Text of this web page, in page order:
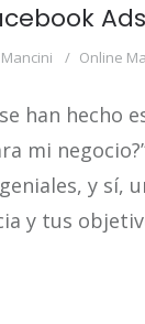
Online
han hecho
mi
y
y tus